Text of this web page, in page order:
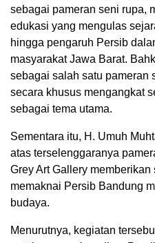
sebagai pameran seni rupa,
edukasi yang mengulas
hingga pengaruh Persib
masyarakat Jawa Barat.
sebagai salah satu pameran
secara khusus mengangkat
sebagai tema utama.
Sementara itu, H. Umuh
atas terselenggaranya
Grey Art Gallery
memaknai Persib Bandung
budaya.
Menurutnya, kegiatan